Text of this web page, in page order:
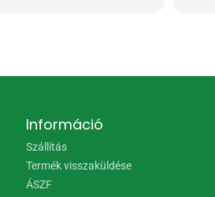
Információ
Szállítás
Termék visszaküldése
ÁSZF